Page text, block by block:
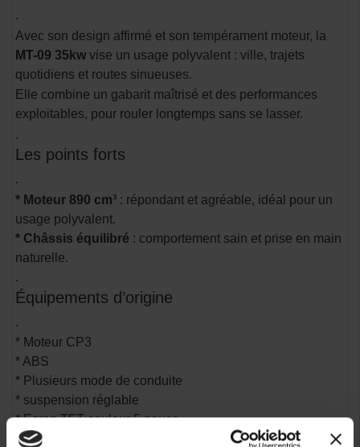
.
Avec son design affirmé et son tempérament moteur, la
MT-09 35kw vise un usage polyvalent : ville, trajets
quotidiens et routes sinueuses.
Elle combine un gabarit maîtrisé et des performances
exploitables, pour rouler longtemps sans se lasser.
.
Les points forts
.
* Moteur 890 cm³ : répondant et agréable, idéal pour un
usage polyvalent.
* Châssis équilibré : comportement sain et prise en main
naturelle.
.
Équipements d’origine
.
* Moteur CP3
* ABS
* Plusieurs mode de conduite
* suspension réglable
* Ecran TFT couleur 5 pouce
* Centrale IMU -(gestion avancée de l'électronique de